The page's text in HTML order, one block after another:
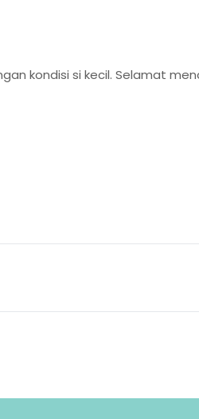
kondisi si kecil. Selamat